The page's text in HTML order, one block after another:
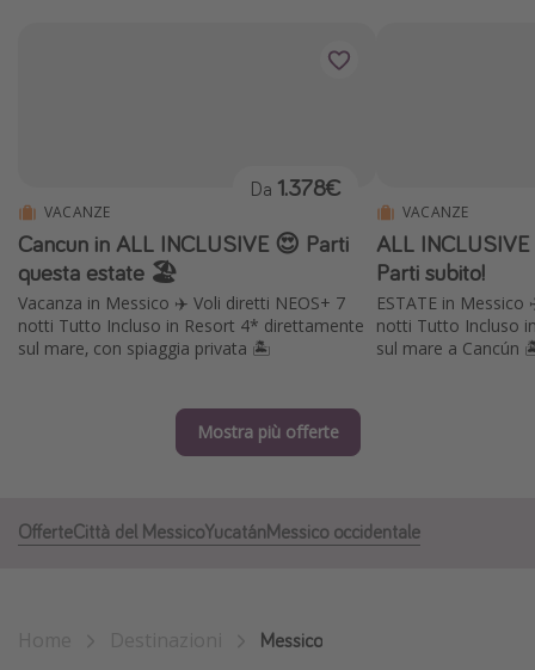
Tunisia
Malta
Canarie
Capo Verde
Vacanze last minute
Vacanze estate 2026
VACANZE
Cancun in ALL INCLUSIVE 😍 Parti
questa estate 🏖️
Vacanza in Messico ✈️ Voli diretti NEOS+ 7
notti Tutto Incluso in Resort 4* direttamente
sul mare, con spiaggia privata 🏝️
Da 1.378€
VACANZE
ALL
Parti subito!
ESTATE in
notti Tutto Incluso
sul mare a Cancún
Mostra più offerte
OfferteCittà del MessicoYucatánMessico occidentale
Messico